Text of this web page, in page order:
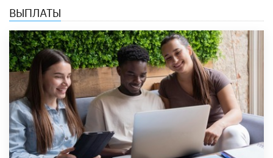
ВЫПЛАТЫ